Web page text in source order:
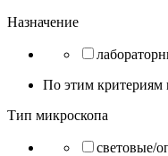
Назначение
По этим критериям
Тип микроскопа
световые/